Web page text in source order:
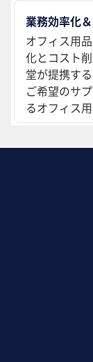
業務効率化
オフィス用
化とコスト
堂が提携す
ご希望のサ
るオフィス